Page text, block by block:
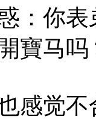
：你
寶马
感觉